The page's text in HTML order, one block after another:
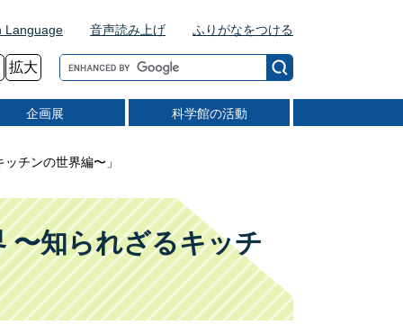
Language 音声読み上げ ふりがなをつける
拡大
G
o
o
g
e
ス
タ
ム
検
索
企画展 科学館の活動
チンの世界編〜」
〜知られざるキッチ